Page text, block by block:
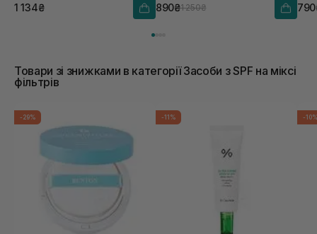
1 134₴ 890₴1 250₴
Товари зі знижками в категорії Засоби з SPF на міксі
фільтрів
-29% -11% -